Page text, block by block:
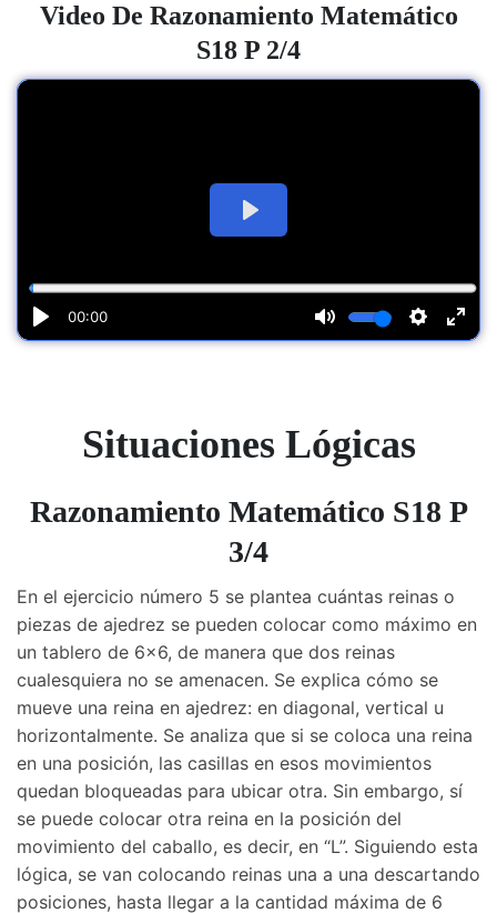
Video De Razonamiento Matemático
S18 P 2/4
Situaciones Lógicas
Razonamiento Matemático S18 P
3/4
En el ejercicio número 5 se plantea cuántas reinas o
piezas de ajedrez se pueden colocar como máximo en
un tablero de 6×6, de manera que dos reinas
cualesquiera no se amenacen. Se explica cómo se
mueve una reina en ajedrez: en diagonal, vertical u
horizontalmente. Se analiza que si se coloca una reina
en una posición, las casillas en esos movimientos
quedan bloqueadas para ubicar otra. Sin embargo, sí
se puede colocar otra reina en la posición del
movimiento del caballo, es decir, en “L”. Siguiendo esta
lógica, se van colocando reinas una a una descartando
posiciones, hasta llegar a la cantidad máxima de 6